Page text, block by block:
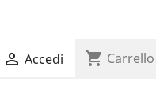
 Accedi shopping_cart Carrello